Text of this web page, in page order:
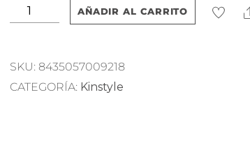
Kinstyle
Extreme
cantidad
AÑADIR AL CARRITO
SKU: 8435057009218
CATEGORÍA: Kinstyle